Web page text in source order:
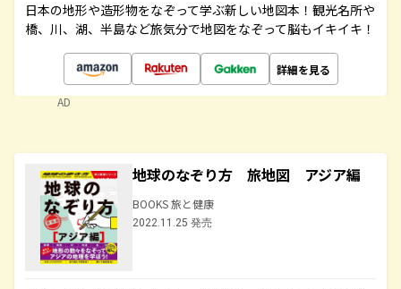
日本の地形や造形物をなぞって学ぶ新しい地図本！観光名所や
橋、川、湖、半島など旅気分で地図をなぞって脳もイキイキ！
詳細を見る
AD
地球のなぞり方 旅地図 アジア編
BOOKS 旅と健康
2022.11.25 発売